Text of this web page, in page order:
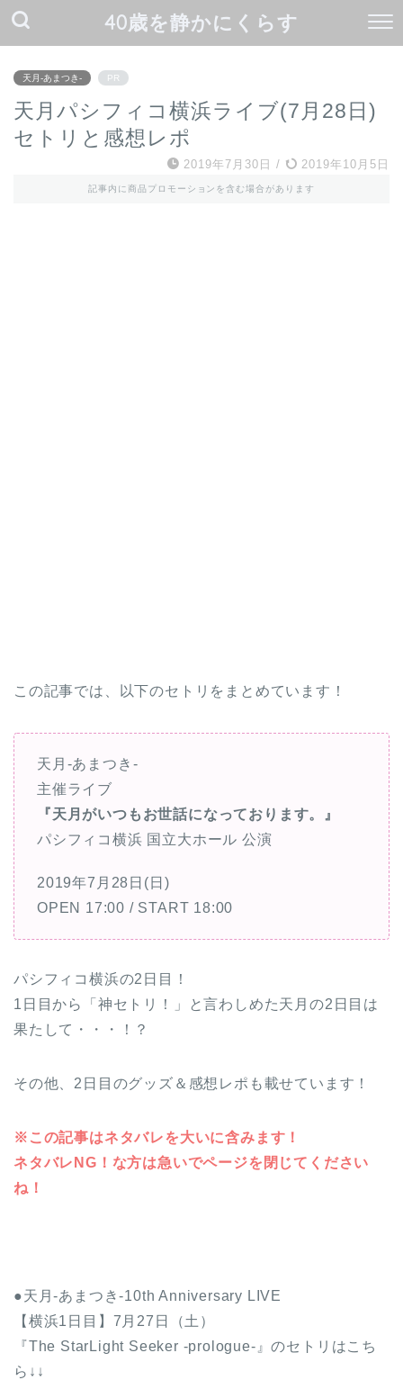
40歳を静かにくらす
天月-あまつき- PR
天月パシフィコ横浜ライブ(7月28日)
セトリと感想レポ
2019年7月30日 / 2019年10月5日
記事内に商品プロモーションを含む場合があります
この記事では、以下のセトリをまとめています！
天月-あまつき-
主催ライブ
『天月がいつもお世話になっております。』
パシフィコ横浜 国立大ホール 公演
2019年7月28日(日)
OPEN 17:00 / START 18:00
パシフィコ横浜の2日目！
1日目から「神セトリ！」と言わしめた天月の2日目は
果たして・・・！？
その他、2日目のグッズ＆感想レポも載せています！
※この記事はネタバレを大いに含みます！
ネタバレNG！な方は急いでページを閉じてください
ね！
●天月-あまつき-10th Anniversary LIVE
【横浜1日目】7月27日（土）
『The StarLight Seeker -prologue-』のセトリはこち
ら↓↓